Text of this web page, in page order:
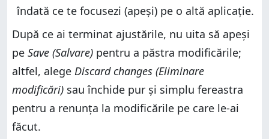
îndată ce te focusezi (apeși) pe o altă aplicație.
După ce ai terminat ajustările, nu uita să apeși
pe Save (Salvare) pentru a păstra modificările;
altfel, alege Discard changes (Eliminare
modificări) sau închide pur și simplu fereastra
pentru a renunța la modificările pe care le-ai
făcut.